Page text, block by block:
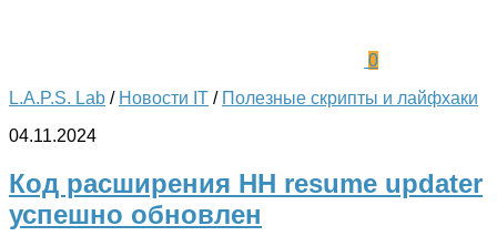
0
L.A.P.S. Lab / Новости IT / Полезные скрипты и лайфхаки
04.11.2024
Код расширения HH resume updater
успешно обновлен